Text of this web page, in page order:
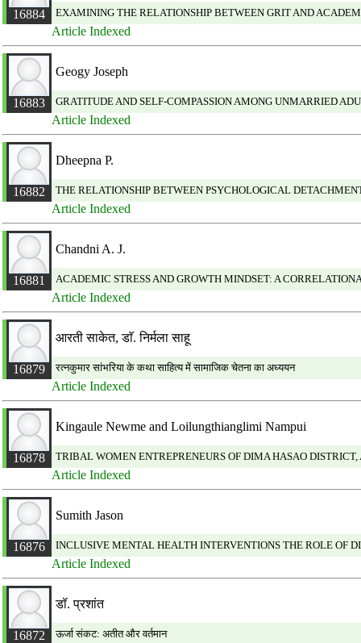
16884 EXAMINING THE RELATIONSHIP BETWEEN GRIT AND
Article Indexed
16883
Geogy Joseph
GRATITUDE AND SELF-COMPASSION AMONG UNMARRIED
Article Indexed
16882
Dheepna P.
THE RELATIONSHIP BETWEEN PSYCHOLOGICAL
Article Indexed
16881
Chandni A. J.
ACADEMIC STRESS AND GROWTH MINDSET: A
Article Indexed
16879
आरती साकेत, डाॅ. निर्मला साहू
रत्नकुमार सांभरिया के कथा साहित्य में सामाजिक चेतना का अध्ययन
Article Indexed
16878
Kingaule Newme and Loilungthianglimi Nampui
TRIBAL WOMEN ENTREPRENEURS OF DIMA HASAO
Article Indexed
16876
Sumith Jason
INCLUSIVE MENTAL HEALTH INTERVENTIONS THE ROLE OF
Article Indexed
16872
डॉ. प्रशांत
ऊर्जा संकट: अतीत और वर्तमान